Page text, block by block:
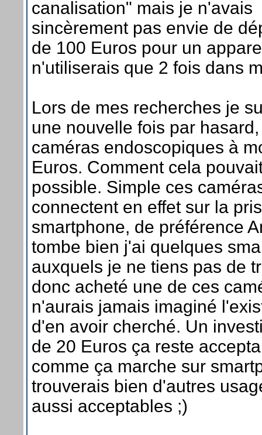
canalisation" mais je n'avais
sincèrement pas envie de
de 100 Euros pour un
n'utiliserais que 2 fois dans
Lors de mes recherches je
une nouvelle fois par
caméras endoscopiques à
Euros. Comment cela
possible. Simple ces
connectent en effet sur la
smartphone, de préférence
tombe bien j'ai quelques
auxquels je ne tiens pas de
donc acheté une de ces
n'aurais jamais imaginé
d'en avoir cherché. Un
de 20 Euros ça reste
comme ça marche sur
trouverais bien d'autres
aussi acceptables ;)